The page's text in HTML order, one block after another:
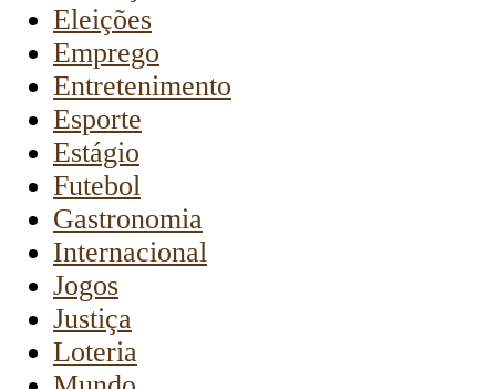
Eleições
Emprego
Entretenimento
Esporte
Estágio
Futebol
Gastronomia
Internacional
Jogos
Justiça
Loteria